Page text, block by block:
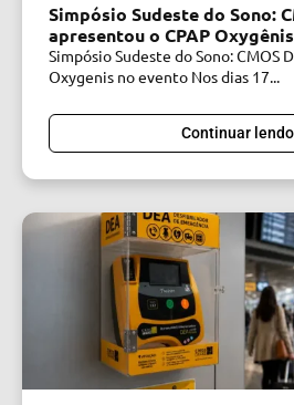
Simpósio Sudeste do Sono:
apresentou o CPAP
Simpósio Sudeste do Sono: CMOS
Oxygenis no evento Nos dias 17...
Continuar lendo